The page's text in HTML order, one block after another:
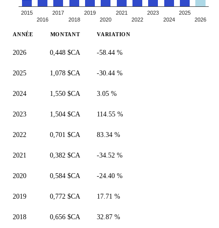
2015
2016
2017
2018
2019
2020
2021
2022
2023
2024
2025
2026
ANNÉE MONTANT VARIATION
2026 0,448 $CA -58.44 %
2025 1,078 $CA -30.44 %
2024 1,550 $CA 3.05 %
2023 1,504 $CA 114.55 %
2022 0,701 $CA 83.34 %
2021 0,382 $CA -34.52 %
2020 0,584 $CA -24.40 %
2019 0,772 $CA 17.71 %
2018 0,656 $CA 32.87 %